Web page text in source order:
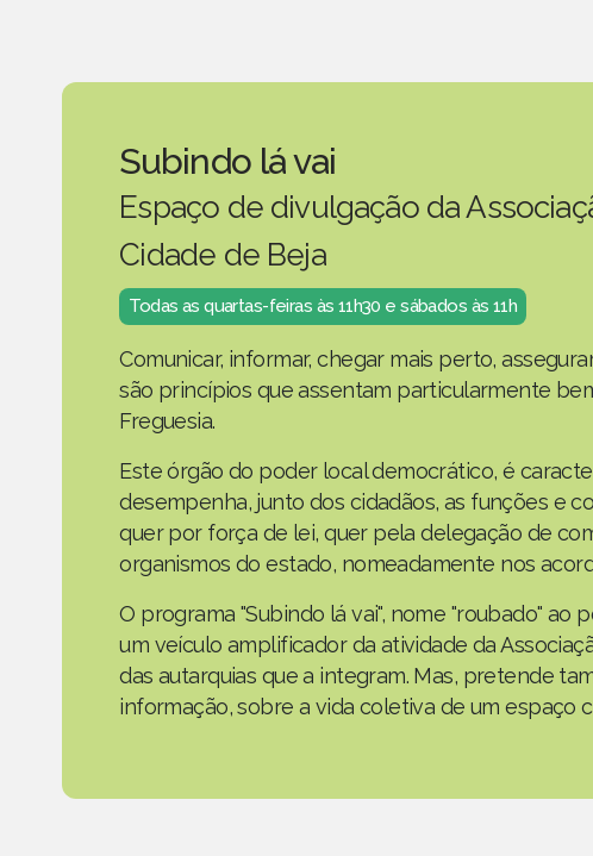
Subindo lá vai
Espaço de divulgação da
Cidade de Beja
Todas as quartas-feiras às 11h30 e sábados às 11h
Comunicar, informar, chegar mais perto,
são princípios que assentam particularmente
Freguesia.
Este órgão do poder local democrático, é
desempenha, junto dos cidadãos, as funções e
quer por força de lei, quer pela delegação de
organismos do estado, nomeadamente nos
O programa "Subindo lá vai", nome "roubado" ao
um veículo amplificador da atividade da
das autarquias que a integram. Mas, pretende
informação, sobre a vida coletiva de um espaço